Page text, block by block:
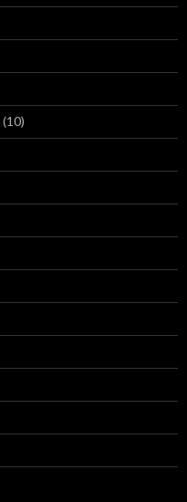
(10)